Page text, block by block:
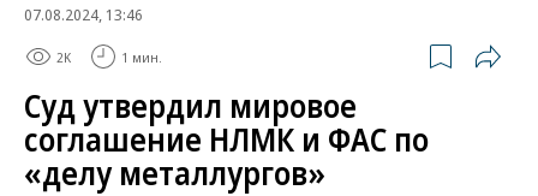
07.08.2024, 13:46
2K 1 мин.
Суд утвердил мировое
соглашение НЛМК и ФАС по
«делу металлургов»